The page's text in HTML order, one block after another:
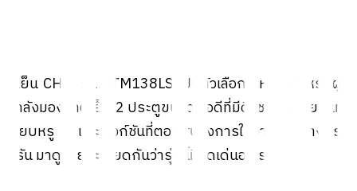
ตู้เย็น CHiQ รุ่น CTM138LS เป็นตัวเลือกที่เหมาะสำหรับผู้ที่
กำลังมองหาตู้เย็น 2 ประตูขนาดพอดีที่มีดีไซน์ทันสมัย สีเทา
เรียบหรู และฟังก์ชันที่ตอบสนองการใช้งานได้อย่างครบ
ครัน มาดูรายละเอียดกันว่ารุ่นนี้มีจุดเด่นอะไรบ้าง